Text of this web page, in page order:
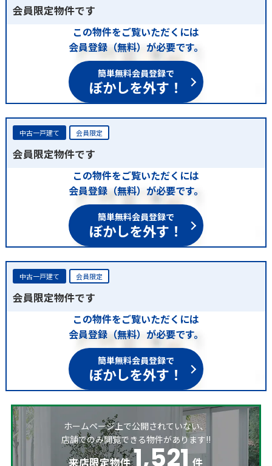
会員限定物件です
この物件をご覧いただくには
会員登録（無料）が必要です。
簡単無料会員登録で
ぼかしを外す！
中古一戸建て 会員限定
会員限定物件です
この物件をご覧いただくには
会員登録（無料）が必要です。
簡単無料会員登録で
ぼかしを外す！
中古一戸建て 会員限定
会員限定物件です
この物件をご覧いただくには
会員登録（無料）が必要です。
簡単無料会員登録で
ぼかしを外す！
ホームページ上で公開されていない、
店舗でのみ閲覧できる物件があります!!
来店限定物件 1,521 件